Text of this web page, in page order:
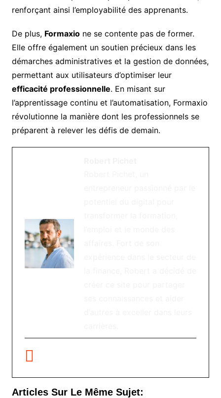
renforçant ainsi l’employabilité des apprenants.
De plus, Formaxione se contente pas de former.
Elle offre également un soutien précieux dans les
démarches administratives et la gestion de données,
permettant aux utilisateurs d’optimiser leur
efficacité professionnelle. En misant sur
l’apprentissage continu et l’automatisation, Formaxio
révolutionne la manière dont les professionnels se
préparent à relever les défis de demain.
Articles Sur Le Même Sujet: